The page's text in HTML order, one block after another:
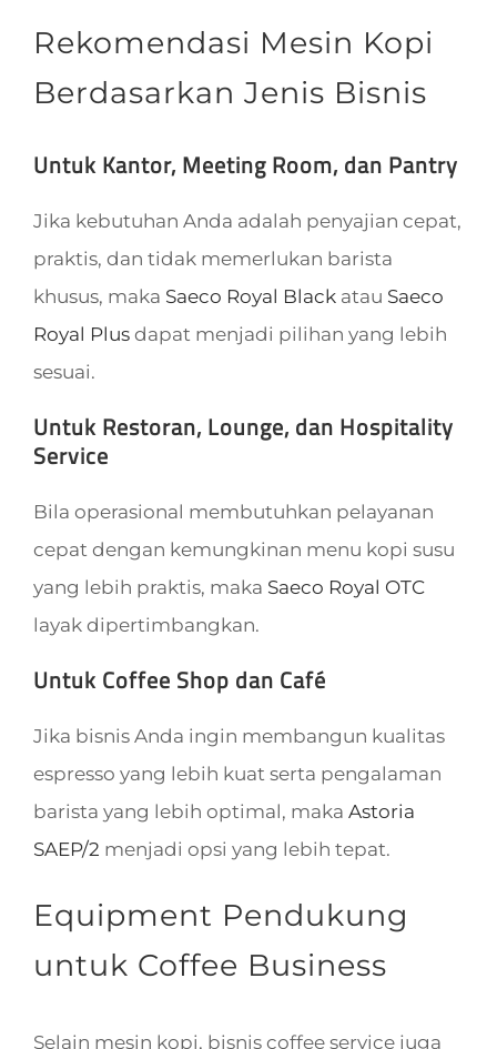
Rekomendasi Mesin Kopi
Berdasarkan Jenis Bisnis
Untuk Kantor, Meeting Room, dan Pantry
Jika kebutuhan Anda adalah penyajian cepat,
praktis, dan tidak memerlukan barista
khusus, maka Saeco Royal Blackatau Saeco
Royal Plusdapat menjadi pilihan yang lebih
sesuai.
Untuk Restoran, Lounge, dan Hospitality
Service
Bila operasional membutuhkan pelayanan
cepat dengan kemungkinan menu kopi susu
yang lebih praktis, maka Saeco Royal OTC
layak dipertimbangkan.
Untuk Coffee Shop dan Café
Jika bisnis Anda ingin membangun kualitas
espresso yang lebih kuat serta pengalaman
barista yang lebih optimal, maka Astoria
SAEP/2 menjadi opsi yang lebih tepat.
Equipment Pendukung
untuk Coffee Business
Selain mesin kopi, bisnis coffee service juga